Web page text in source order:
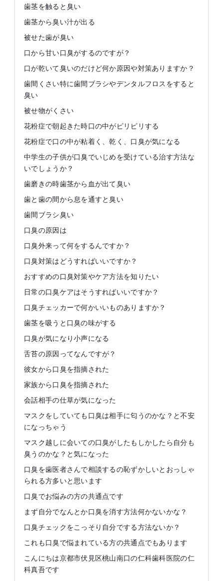
歯茎を触ると臭い
歯茎から臭い汁が出る
被せた歯が臭い
口から甘い口臭がするのですが？
口が乾いて臭いのだけど何か原因や対策ありますか？
歯間くさい特に歯間ブラシやデンタルフロスをすると
臭い
被せ物がくさい
花粉症で朝起きた時口の中がピリピリする
花粉症で口の中が粘着く、乾く、口臭が気になる
中学生の子供が口臭でいじめを受けている治す方法な
いでしょうか？
歯磨きの時歯茎から血が出て臭い
歯と歯の間から息を通すと臭い
歯間ブラシ臭い
口臭の原因は
口臭外来って何をするんですか？
口臭対策はどうすればいいですか？
おすすめの口臭対策やケア方法を知りたい
日常の口臭ケアはそうすればいいですか？
口臭チェッカーで何かいいものありますか？
歯茎を吸うと口臭の味がする
口臭が気になり小声になる
舌苔の原因ってなんですが？
彼女から口臭を指摘された
家族から口臭を指摘された
会話相手の仕草が気になった
マスクをしていても口臭は相手に匂うのかな？と不安
になっちゃう
マスク越しに会いての口臭がしたもしかしたら自分も
臭うのかな？と気になった
口臭を歯医者さんで相談するの恥ずかしいとおっしゃ
られる方多いと思います
口臭でお悩みの方の共通点です
まず自分でなんとか口臭を消す方法何かないかな？
口臭チェックをこっそり自分でする方法ないか？
これも口臭で悩まれている方の共通点でもあります
こんにちは京都市伏見区桃山南口の仁科歯科医院の仁
科真吾です